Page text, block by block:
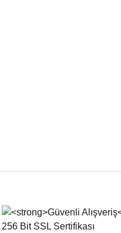
ve diğer konularda yetersiz